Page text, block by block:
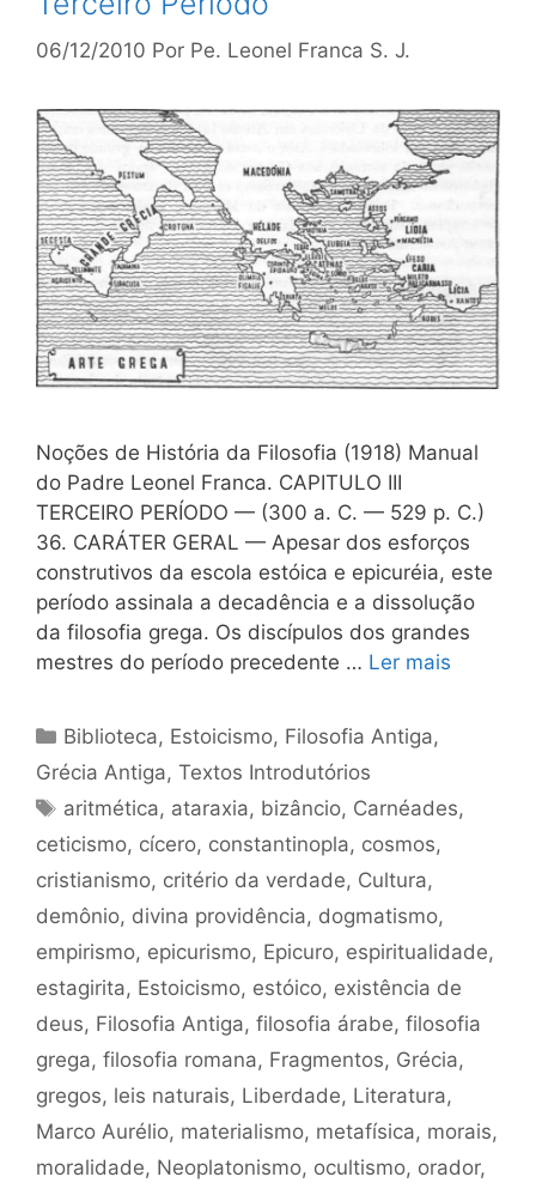
06/12/2010 Por Pe. Leonel Franca S. J.
Noções de História da Filosofia (1918) Manual
do Padre Leonel Franca. CAPITULO III
TERCEIRO PERÍODO — (300 a. C. — 529 p. C.)
36. CARÁTER GERAL — Apesar dos esforços
construtivos da escola estóica e epicuréia, este
período assinala a decadência e a dissolução
da filosofia grega. Os discípulos dos grandes
mestres do período precedente … Ler mais
Categorias
Biblioteca, Estoicismo, Filosofia Antiga,
Grécia Antiga, Textos Introdutórios
Tags
aritmética, ataraxia, bizâncio, Carnéades,
ceticismo, cícero, constantinopla, cosmos,
cristianismo, critério da verdade, Cultura,
demônio, divina providência, dogmatismo,
empirismo, epicurismo, Epicuro, espiritualidade,
estagirita, Estoicismo, estóico, existência de
deus, Filosofia Antiga, filosofia árabe, filosofia
grega, filosofia romana, Fragmentos, Grécia,
gregos, leis naturais, Liberdade, Literatura,
Marco Aurélio, materialismo, metafísica, morais,
moralidade, Neoplatonismo, ocultismo, orador,